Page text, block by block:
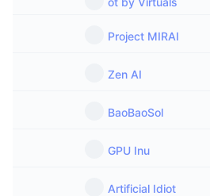
Project MIRAI
Zen AI
BaoBaoSol
GPU Inu
Artificial Idiot